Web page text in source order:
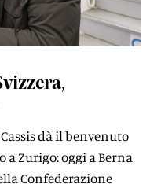
dà il benvenuto
Zurigo: oggi a Berna
Confederazione